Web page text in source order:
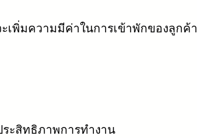
เพิ่มความมีค่าในการเข้าพักของลูกค้า
ะสิทธิภาพการทำงาน